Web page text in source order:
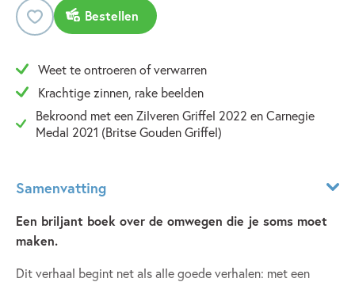
Bestellen
Weet te ontroeren of verwarren
Krachtige zinnen, rake beelden
Bekroond met een Zilveren Griffel 2022 en Carnegie
Medal 2021 (Britse Gouden Griffel)
Samenvatting
Een briljant boek over de omwegen die je soms moet
maken.
Dit verhaal begint net als alle goede verhalen: met een